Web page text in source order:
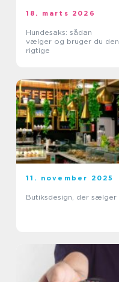
18. marts 2026
Hundesaks: sådan
vælger og bruger du den
rigtige
11. november 2025
Butiksdesign, der sælger